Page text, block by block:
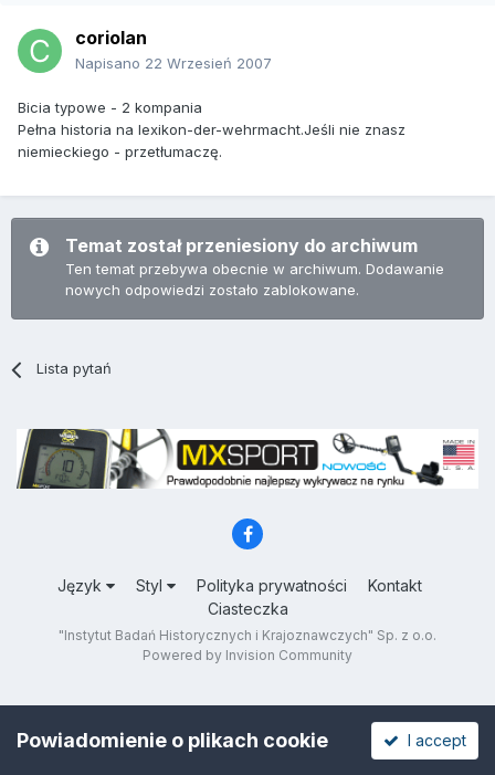
coriolan
Napisano 22 Wrzesień 2007
Bicia typowe - 2 kompania
Pełna historia na lexikon-der-wehrmacht.Jeśli nie znasz
niemieckiego - przetłumaczę.
Temat został przeniesiony do archiwum
Ten temat przebywa obecnie w archiwum. Dodawanie
nowych odpowiedzi zostało zablokowane.
Lista pytań
Język Styl Polityka prywatności
Kontakt
Ciasteczka
"Instytut Badań Historycznych i Krajoznawczych" Sp. z o.o.
Powered by Invision Community
Powiadomienie o plikach cookie I accept